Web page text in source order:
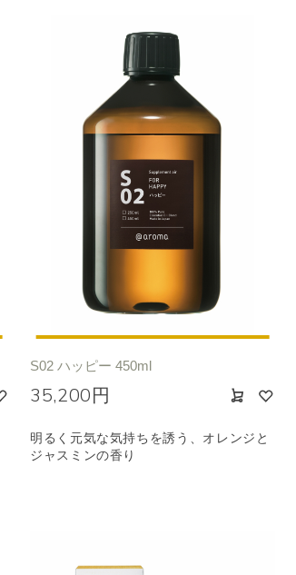
S02 ハッピー 450ml
35,200円
明るく元気な気持ちを誘う、オレンジと
ジャスミンの香り